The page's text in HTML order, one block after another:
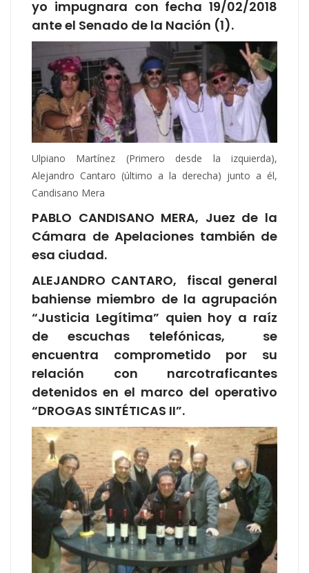
yo impugnara con fecha 19/02/2018
ante el Senado de la Nación (1).
Ulpiano Martínez (Primero desde la izquierda),
Alejandro Cantaro (último a la derecha) junto a él,
Candisano Mera
PABLO CANDISANO MERA, Juez de la
Cámara de Apelaciones también de
esa ciudad.
ALEJANDRO CANTARO, fiscal general
bahiense miembro de la agrupación
“Justicia Legítima” quien hoy a raíz
de escuchas telefónicas, se
encuentra comprometido por su
relación con narcotraficantes
detenidos en el marco del operativo
“DROGAS SINTÉTICAS II”.